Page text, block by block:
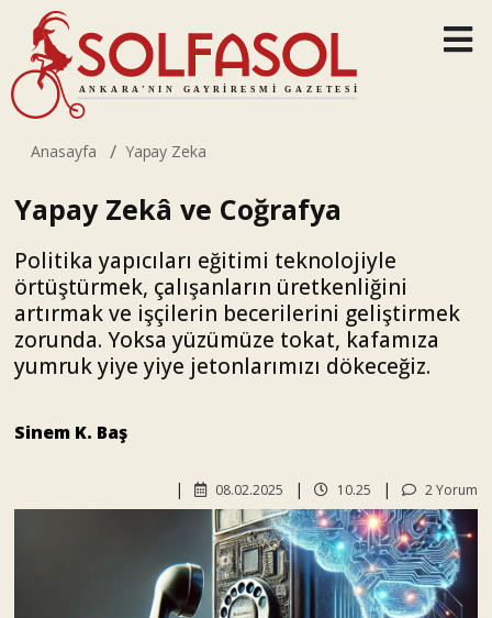
Anasayfa Yapay Zeka
Yapay Zekâ ve Coğrafya
Politika yapıcıları eğitimi teknolojiyle
örtüştürmek, çalışanların üretkenliğini
artırmak ve işçilerin becerilerini geliştirmek
zorunda. Yoksa yüzümüze tokat, kafamıza
yumruk yiye yiye jetonlarımızı dökeceğiz.
Sinem K. Baş
2 Yorum
10.25
08.02.2025